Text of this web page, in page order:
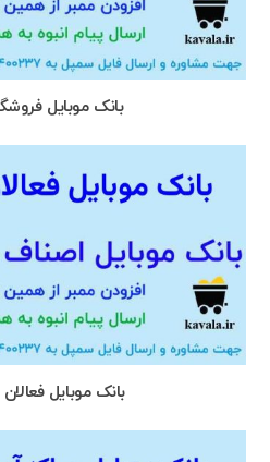
بانک موبایل
بانک موبایل